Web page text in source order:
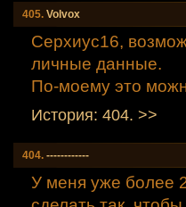
405. Volvox
Серхиус16,
личные данные.
По-моему это
История: 404. >>
404. ------------
У меня уже более